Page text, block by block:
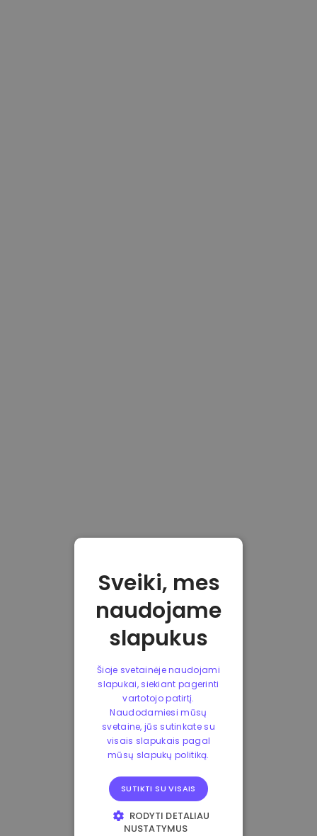
Sveiki, mes
naudojame
slapukus
Šioje svetainėje naudojami
slapukai, siekiant pagerinti
vartotojo patirtį.
Naudodamiesi mūsų
svetaine, jūs sutinkate su
visais slapukais pagal
mūsų slapukų politiką.
SUTIKTI SU VISAIS
RODYTI DETALIAU
NUSTATYMUS